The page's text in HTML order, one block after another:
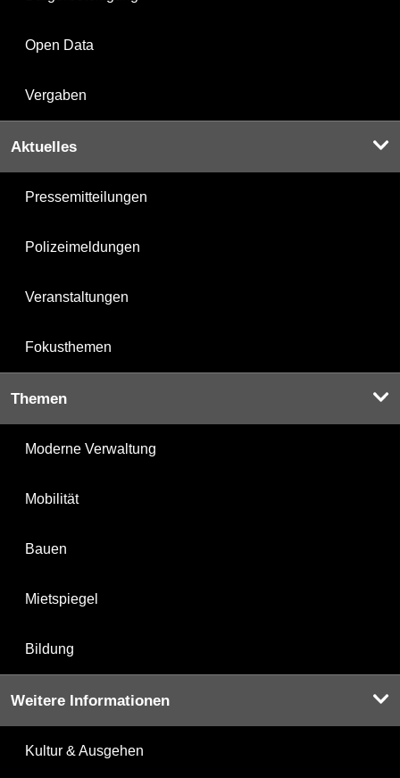
Open Data
Vergaben
Aktuelles
Pressemitteilungen
Polizeimeldungen
Veranstaltungen
Fokusthemen
Themen
Moderne Verwaltung
Mobilität
Bauen
Mietspiegel
Bildung
Weitere Informationen
Kultur & Ausgehen